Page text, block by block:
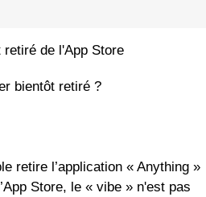
retiré de l'App Store
bientôt retiré ?
retire l’application « Anything »
Store, le « vibe » n'est pas